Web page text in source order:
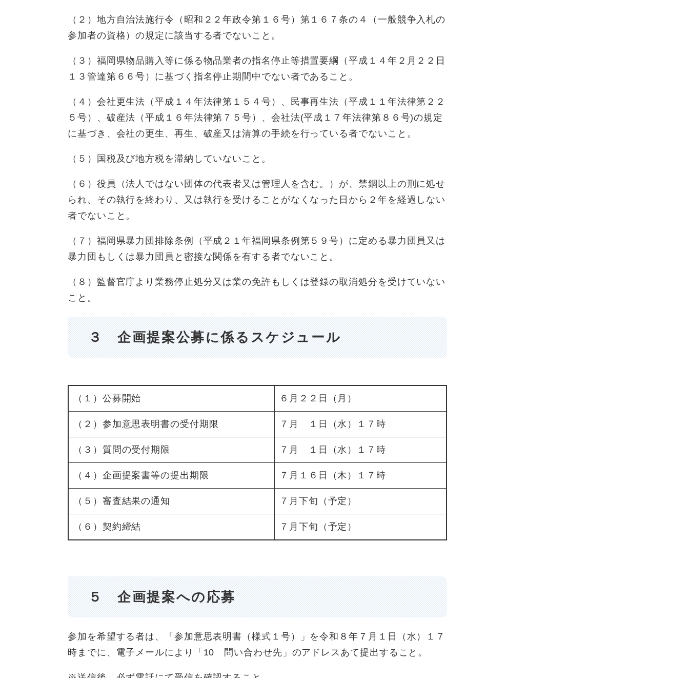
（２）地方自治法施行令（昭和２２年政令第１６号）第１６７条の４（一般競争入札の
参加者の資格）の規定に該当する者でないこと。
（３）福岡県物品購入等に係る物品業者の指名停止等措置要綱（平成１４年２月２２日
１３管達第６６号）に基づく指名停止期間中でない者であること。
（４）会社更生法（平成１４年法律第１５４号）、民事再生法（平成１１年法律第２２
５号）、破産法（平成１６年法律第７５号）、会社法(平成１７年法律第８６号)の規定
に基づき、会社の更生、再生、破産又は清算の手続を行っている者でないこと。
（５）国税及び地方税を滞納していないこと。
（６）役員（法人ではない団体の代表者又は管理人を含む。）が、禁錮以上の刑に処せ
られ、その執行を終わり、又は執行を受けることがなくなった日から２年を経過しない
者でないこと。
（７）福岡県暴力団排除条例（平成２１年福岡県条例第５９号）に定める暴力団員又は
暴力団もしくは暴力団員と密接な関係を有する者でないこと。
（８）監督官庁より業務停止処分又は業の免許もしくは登録の取消処分を受けていない
こと。
３ 企画提案公募に係るスケジュール
（１）公募開始 ６月２２日（月）
（２）参加意思表明書の受付期限 ７月 １日（水）１７時
（３）質問の受付期限 ７月 １日（水）１７時
（４）企画提案書等の提出期限 ７月１６日（木）１７時
（５）審査結果の通知 ７月下旬（予定）
（６）契約締結 ７月下旬（予定）
５ 企画提案への応募
参加を希望する者は、「参加意思表明書（様式１号）」を令和８年７月１日（水）１７
時までに、電子メールにより「10 問い合わせ先」のアドレスあて提出すること。